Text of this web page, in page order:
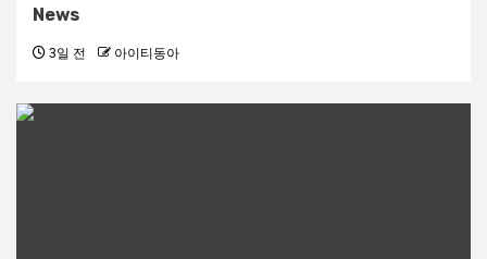
News
3일 전 아이티동아